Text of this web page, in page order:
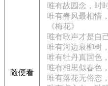
随便看
唯有故园念，时
唯有春风最相惜
《梅花》
唯有歌声才是自
唯有河边衰柳树
唯有牡丹真国色
唯有相思似春色
唯有落花无俗态